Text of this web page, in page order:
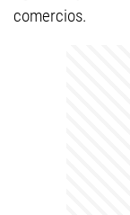
comercios.